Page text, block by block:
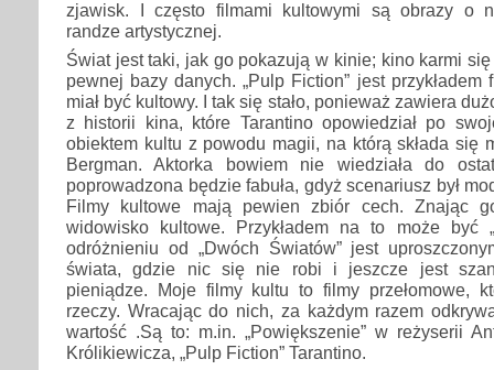
zjawisk. I często filmami kultowymi są obrazy o
randze artystycznej.
Świat jest taki, jak go pokazują w kinie; kino karmi
pewnej bazy danych. „Pulp Fiction” jest przykładem
miał być kultowy. I tak się stało, ponieważ zawiera
z historii kina, które Tarantino opowiedział po
obiektem kultu z powodu magii, na którą składa się
Bergman. Aktorka bowiem nie wiedziała do
poprowadzona będzie fabuła, gdyż scenariusz był
Filmy kultowe mają pewien zbiór cech. Znając
widowisko kultowe. Przykładem na to może być
odróżnieniu od „Dwóch Światów” jest
świata, gdzie nic się nie robi i jeszcze jest
pieniądze. Moje filmy kultu to filmy przełomowe,
rzeczy. Wracając do nich, za każdym razem
wartość .Są to: m.in. „Powiększenie” w reżyserii
Królikiewicza, „Pulp Fiction” Tarantino.